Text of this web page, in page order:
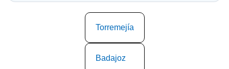
Torremejía
Badajoz